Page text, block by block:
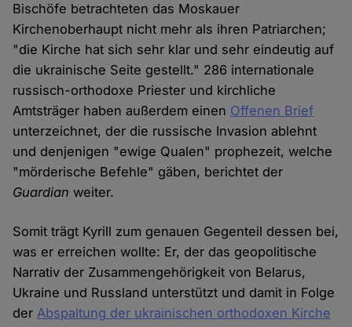
Bischöfe betrachteten das Moskauer
Kirchenoberhaupt nicht mehr als ihren Patriarchen;
"die Kirche hat sich sehr klar und sehr eindeutig auf
die ukrainische Seite gestellt." 286 internationale
russisch-orthodoxe Priester und kirchliche
Amtsträger haben außerdem einen Offenen Brief
unterzeichnet, der die russische Invasion ablehnt
und denjenigen "ewige Qualen" prophezeit, welche
"mörderische Befehle" gäben, berichtet der
Guardian weiter.
Somit trägt Kyrill zum genauen Gegenteil dessen bei,
was er erreichen wollte: Er, der das geopolitische
Narrativ der Zusammengehörigkeit von Belarus,
Ukraine und Russland unterstützt und damit in Folge
derAbspaltung der ukrainischen orthodoxen Kirche